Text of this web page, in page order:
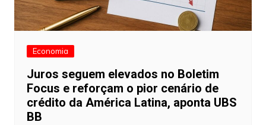
Economia
Juros seguem elevados no Boletim
Focus e reforçam o pior cenário de
crédito da América Latina, aponta UBS
BB